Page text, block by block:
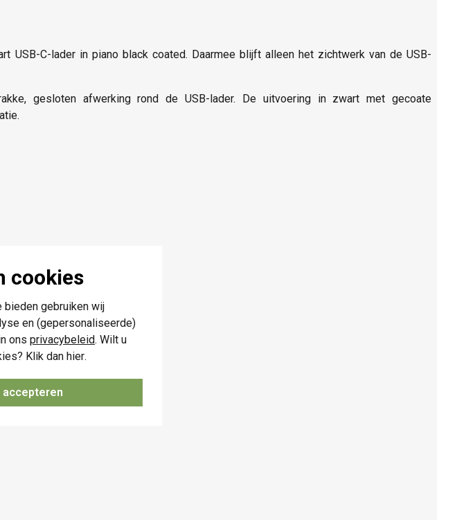
cookies
bieden gebruiken wij
en (gepersonaliseerde)
ons privacybeleid. Wilt u
Klik dan hier.
accepteren
C-lader in piano black coated. Daarmee blijft alleen het zichtwerk van de USB-
gesloten afwerking rond de USB-lader. De uitvoering in zwart met gecoate